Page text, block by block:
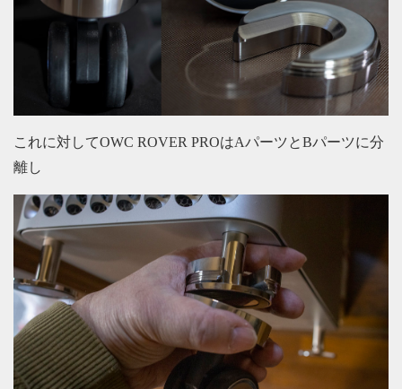
これに対してOWC ROVER PROはAパーツとBパーツに分
離し